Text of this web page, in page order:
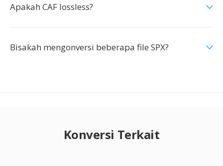
Apakah CAF lossless?
Bisakah mengonversi beberapa file SPX?
Konversi Terkait